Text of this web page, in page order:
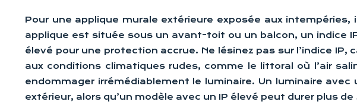
Pour une applique murale extérieure exposée aux
applique est située sous un avant-toit ou un balcon, un indice
élevé pour une protection accrue. Ne lésinez pas sur l’indice
aux conditions climatiques rudes, comme le littoral où l’air
endommager irrémédiablement le luminaire. Un luminaire
extérieur, alors qu’un modèle avec un IP élevé peut durer plus